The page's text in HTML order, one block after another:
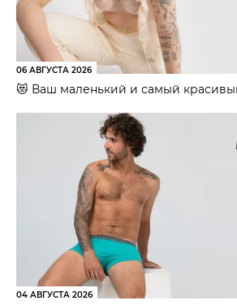
06 АВГУСТА 2026
😻 Ваш маленький и самый
04 АВГУСТА 2026